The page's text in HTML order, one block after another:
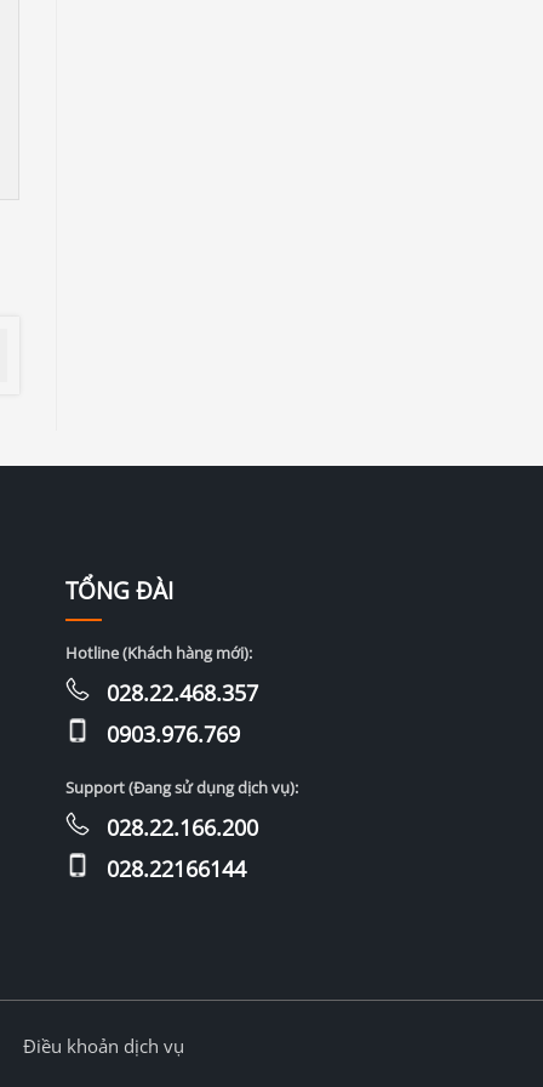
TỔNG ĐÀI
Hotline (Khách hàng mới):
028.22.468.357
0903.976.769
Support (Đang sử dụng dịch vụ):
028.22.166.200
028.22166144
Điều khoản dịch vụ